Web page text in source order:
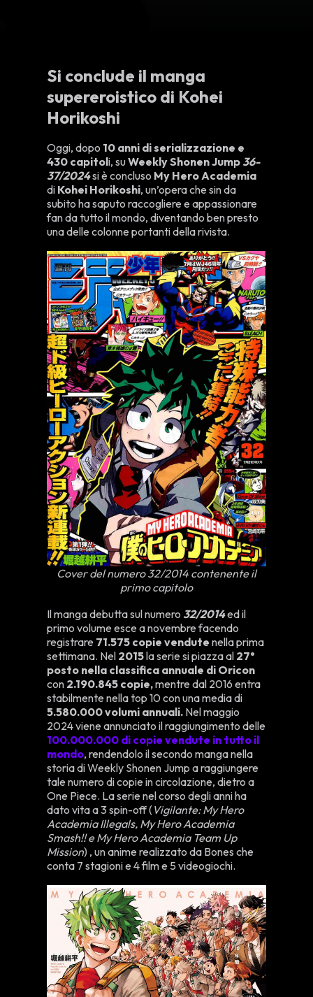
Si conclude il manga
supereroistico di Kohei
Horikoshi
Oggi, dopo 10 anni di serializzazione e
430 capitoli, suWeekly Shonen Jump36-
37/2024si è concluso My Hero Academia
di Kohei Horikoshi, un’opera che sin da
subito ha saputo raccogliere e appassionare
fan da tutto il mondo, diventando ben presto
una delle colonne portanti della rivista.
Cover del numero 32/2014 contenente il
primo capitolo
Il manga debutta sul numero 32/2014ed il
primo volume esce a novembre facendo
registrare 71.575 copie vendute nella prima
settimana. Nel 2015la serie si piazza al 27°
posto nella classifica annuale di Oricon
con 2.190.845 copie,mentre dal 2016 entra
stabilmente nella top 10 con una media di
5.580.000 volumi annuali. Nel maggio
2024 viene annunciato il raggiungimento delle
100.000.000 di copie vendute in tutto il
mondo, rendendolo il secondo manga nella
storia di Weekly Shonen Jump a raggiungere
tale numero di copie in circolazione, dietro a
One Piece. La serie nel corso degli anni ha
dato vita a 3 spin-off (Vigilante: My Hero
Academia Illegals, My Hero Academia
Smash!! e My Hero Academia Team Up
Mission) , un anime realizzato da Bones che
conta 7 stagioni e 4 film e 5 videogiochi.